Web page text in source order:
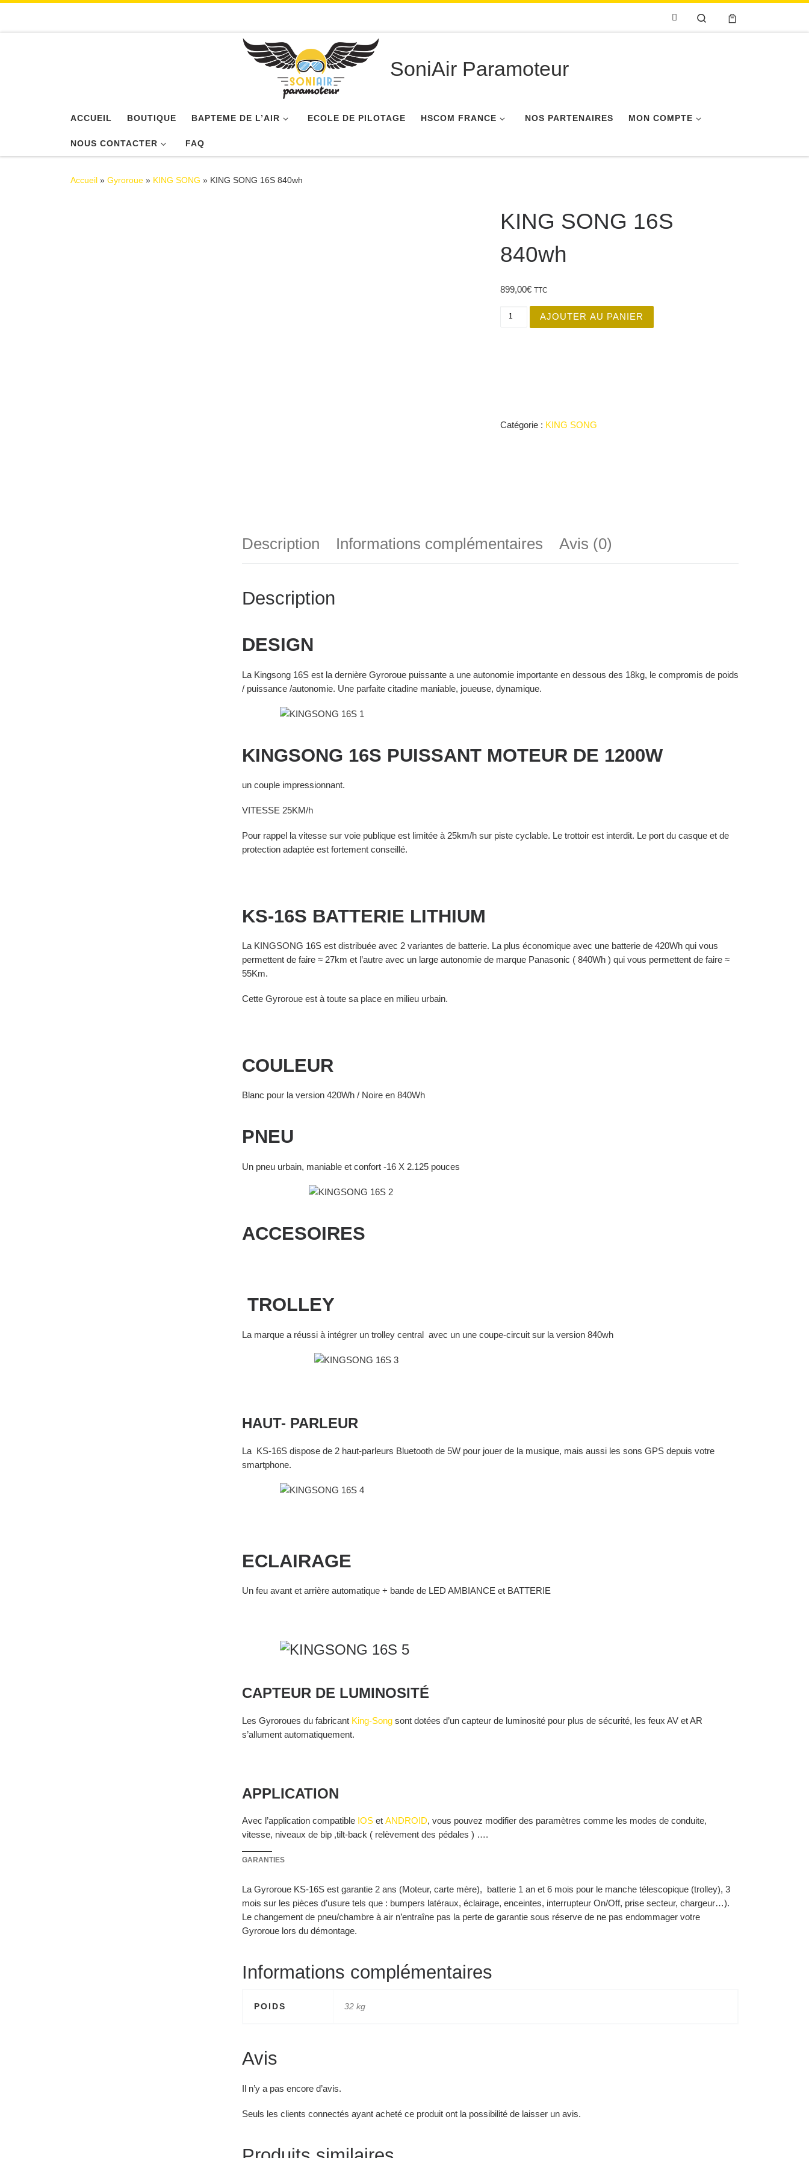
Search
SoniAir Paramoteur
ACCUEIL BOUTIQUE BAPTEME DE L’AIR ECOLE DE PILOTAGE HSCOM FRANCE NOS PARTENAIRES MON COMPTE
NOUS CONTACTER FAQ
Accueil » Gyroroue » KING SONG » KING SONG 16S 840wh
KING SONG 16S
840wh
899,00€ TTC
AJOUTER AU PANIER
Catégorie : KING SONG
Description Informations complémentaires Avis (0)
Description
DESIGN
La Kingsong 16S est la dernière Gyroroue puissante a une autonomie importante en dessous des 18kg, le compromis de poids
/ puissance /autonomie. Une parfaite citadine maniable, joueuse, dynamique.
KINGSONG 16S PUISSANT MOTEUR DE 1200W
un couple impressionnant.
VITESSE 25KM/h
Pour rappel la vitesse sur voie publique est limitée à 25km/h sur piste cyclable. Le trottoir est interdit. Le port du casque et de
protection adaptée est fortement conseillé.
KS-16S BATTERIE LITHIUM
La KINGSONG 16S est distribuée avec 2 variantes de batterie. La plus économique avec une batterie de 420Wh qui vous
permettent de faire ≈ 27km et l’autre avec un large autonomie de marque Panasonic ( 840Wh ) qui vous permettent de faire ≈
55Km.
Cette Gyroroue est à toute sa place en milieu urbain.
COULEUR
Blanc pour la version 420Wh / Noire en 840Wh
PNEU
Un pneu urbain, maniable et confort -16 X 2.125 pouces
ACCESOIRES
TROLLEY
La marque a réussi à intégrer un trolley central avec un une coupe-circuit sur la version 840wh
HAUT- PARLEUR
La KS-16S dispose de 2 haut-parleurs Bluetooth de 5W pour jouer de la musique, mais aussi les sons GPS depuis votre
smartphone.
ECLAIRAGE
Un feu avant et arrière automatique + bande de LED AMBIANCE et BATTERIE
CAPTEUR DE LUMINOSITÉ
Les Gyroroues du fabricant King-Song sont dotées d’un capteur de luminosité pour plus de sécurité, les feux AV et AR
s’allument automatiquement.
APPLICATION
Avec l’application compatible IOS et ANDROID, vous pouvez modifier des paramètres comme les modes de conduite,
vitesse, niveaux de bip ,tilt-back ( relèvement des pédales ) ….
GARANTIES
La Gyroroue KS-16S est garantie 2 ans (Moteur, carte mère), batterie 1 an et 6 mois pour le manche télescopique (trolley), 3
mois sur les pièces d’usure tels que : bumpers latéraux, éclairage, enceintes, interrupteur On/Off, prise secteur, chargeur…).
Le changement de pneu/chambre à air n’entraîne pas la perte de garantie sous réserve de ne pas endommager votre
Gyroroue lors du démontage.
Informations complémentaires
POIDS 32 kg
Avis
Il n’y a pas encore d’avis.
Seuls les clients connectés ayant acheté ce produit ont la possibilité de laisser un avis.